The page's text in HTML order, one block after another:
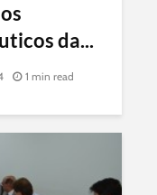
da...
1 min read